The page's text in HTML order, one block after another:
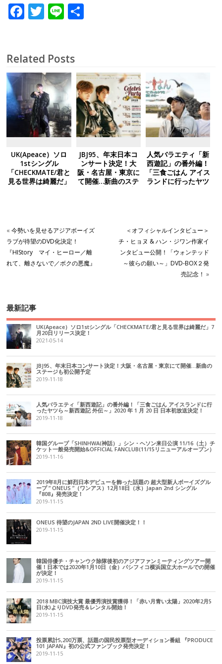
F
b
o
o
k
T
er
Li
Related Posts
UK(Apeace）ソロ
1stシングル
「CHECKMATE/君と
見る世界は綺麗だ」
JBJ95、年末日本コ
ンサート決定！大
阪・名古屋・東京に
て開催…新曲のステ
人気バラエティ「新
西遊記」の番外編！
「三食ごはん アイス
ランドに行ったヤツ
«今勢いを見せるアジアボーイズ
ラブが待望のDVD化決定！
『HIStory マイ・ヒーロー／離
れて、離さないで／ボクの悪魔』
＜オフィシャルインタビュー＞
チ・ヒョヌ & ハン・ジワン作家イ
ンタビュー公開！「ウォンテッド
～彼らの願い～」DVD-BOX２発
売記念！ »
最新記事
UK(Apeace）ソロ1stシングル「CHECKMATE/君と見る世界は綺麗だ」7
月20日リリース決定！
2021-05-14
JBJ95、年末日本コンサート決定！大阪・名古屋・東京にて開催…新曲の
ステージも初公開予定
2019-11-18
人気バラエティ「新西遊記」の番外編！「三食ごはん アイスランドに行
ったヤツら～新西遊記 外伝～」2020 年 1 月 20 日 日本初放送決定！
2019-11-18
韓国グループ「SHINHWA(神話）」シン・ヘソン来日公演 11/16（土）チ
ケット一般発売開始&OFFICIAL FANCLUB(11/15リニューアルオープン）
2019-11-16
2019年8月に鮮烈日本デビューを飾った話題の 超大型新人ボーイズグル
ープ ” ONEUS ”（ワンアス）12月18日（水）Japan 2nd シングル
『808』発売決定！
2019-11-15
ONEUS 待望のJAPAN 2ND LIVE開催決定！！
2019-11-15
韓国俳優チ・チャンウク除隊後初のアジアファンミーティングツアー開
催！日本では2020年1月10日（金）パシフィコ横浜国立大ホールでの開催
が決定！
2019-11-15
2018 MBC演技大賞 最優秀演技賞獲得！「赤い月青い太陽」2020年2月5
日(水)よりDVD発売＆レンタル開始！
2019-11-15
投票累計5,200万票、話題の国民投票型オーディション番組 『PRODUCE
101 JAPAN』初の公式ファンブック発売決定！
2019-11-15